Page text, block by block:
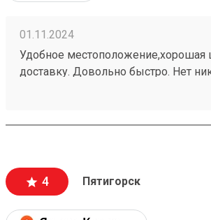
01.11.2024
Удобное местоположение,хорошая
доставку. Довольно быстро. Нет
4 Пятигорск